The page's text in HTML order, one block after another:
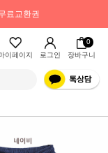
료교환권
이페이지 로그인
0
장바구니